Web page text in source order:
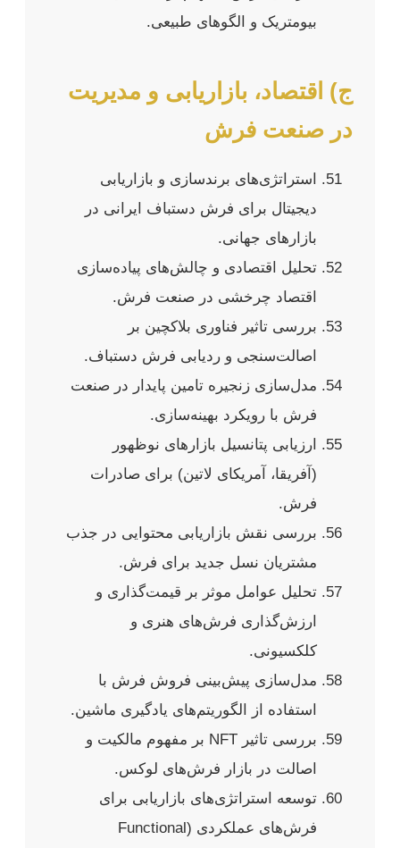
بیومتریک و الگوهای طبیعی.
ج) اقتصاد، بازاریابی و مدیریت
در صنعت فرش
استراتژی‌های برندسازی و بازاریابی
دیجیتال برای فرش دستباف ایرانی در
بازارهای جهانی.
تحلیل اقتصادی و چالش‌های پیاده‌سازی
اقتصاد چرخشی در صنعت فرش.
بررسی تاثیر فناوری بلاکچین بر
اصالت‌سنجی و ردیابی فرش دستباف.
مدل‌سازی زنجیره تامین پایدار در صنعت
فرش با رویکرد بهینه‌سازی.
ارزیابی پتانسیل بازارهای نوظهور
(آفریقا، آمریکای لاتین) برای صادرات
فرش.
بررسی نقش بازاریابی محتوایی در جذب
مشتریان نسل جدید برای فرش.
تحلیل عوامل موثر بر قیمت‌گذاری و
ارزش‌گذاری فرش‌های هنری و
کلکسیونی.
مدل‌سازی پیش‌بینی فروش فرش با
استفاده از الگوریتم‌های یادگیری ماشین.
بررسی تاثیر NFT بر مفهوم مالکیت و
اصالت در بازار فرش‌های لوکس.
توسعه استراتژی‌های بازاریابی برای
فرش‌های عملکردی (Functional